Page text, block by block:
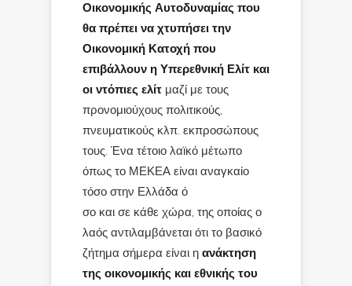
Οικονομικής Αυτοδυναμίας που
θα πρέπει να χτυπήσει την
Οικονομική Κατοχή που
επιβάλλουν η Υπερεθνική Ελίτ και
οι ντόπιες ελίτ μαζί με τους
προνομιούχους πολιτικούς,
πνευματικούς κλπ. εκπροσώπους
τους. Ένα τέτοιο λαϊκό μέτωπο
όπως το ΜΕΚΕΑ είναι αναγκαίο
τόσο στην Ελλάδα ό
σο και σε κάθε χώρα, της οποίας ο
λαός αντιλαμβάνεται ότι το βασικό
ζήτημα σήμερα είναι η ανάκτηση
της οικονομικής και εθνικής του